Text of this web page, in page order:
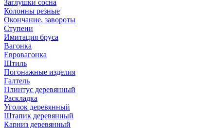
Заглушки сосна
Колонны резные
Окончание, завороты
Ступени
Имитация бруса
Вагонка
Евровагонка
Штиль
Погонажные изделия
Галтель
Плинтус деревянный
Раскладка
Уголок деревянный
Штапик деревянный
Карниз деревянный